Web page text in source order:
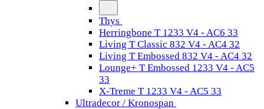
Thys
Herringbone T 1233 V4 - AC6 33
Living T Classic 832 V4 - AC4 32
Living T Embossed 832 V4 - AC4 32
Lounge+ T Embossed 1233 V4 - AC5
33
X-Treme T 1233 V4 - AC5 33
Ultradecor / Kronospan